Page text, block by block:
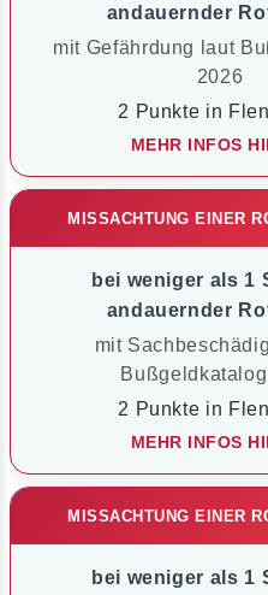
andauernder
mit Gefährdung laut
2026
2 Punkte in
MEHR INFOS
MISSACHTUNG EINER
bei weniger als 1
andauernder
mit
2 Punkte in
MEHR INFOS
MISSACHTUNG EINER
bei weniger als 1